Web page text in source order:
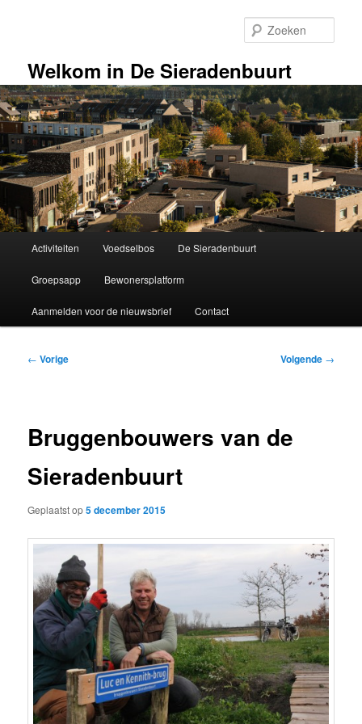
inhoudWelkom in De Sieradenbuurt
Activiteiten Voedselbos De Sieradenbuurt
Groepsapp Bewonersplatform
Aanmelden voor de nieuwsbrief Contact
Bericht
← Vorige Volgende →
Bruggenbouwers van de
Sieradenbuurt
Geplaatst op5 december 2015